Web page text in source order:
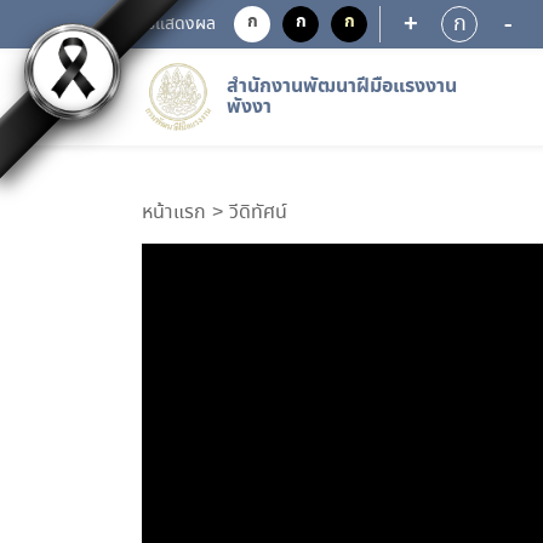
การแสดงผล ก ก ก + ก -
สำนักงานพัฒนาฝีมือแรงงาน
พังงา
หน้าแรก วีดิทัศน์